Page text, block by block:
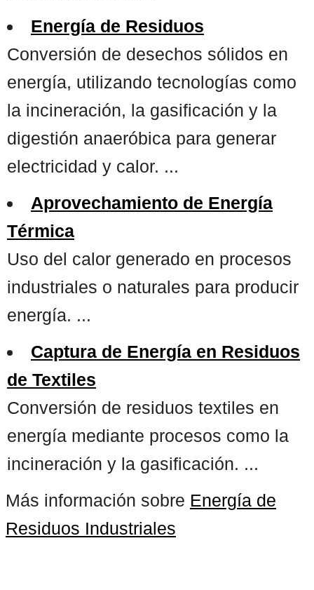
Energía de Residuos
Conversión de desechos sólidos en
energía, utilizando tecnologías como
la incineración, la gasificación y la
digestión anaeróbica para generar
electricidad y calor. ...
Aprovechamiento de Energía
Térmica
Uso del calor generado en procesos
industriales o naturales para producir
energía. ...
Captura de Energía en Residuos
de Textiles
Conversión de residuos textiles en
energía mediante procesos como la
incineración y la gasificación. ...
Más información sobre Energía de
Residuos Industriales